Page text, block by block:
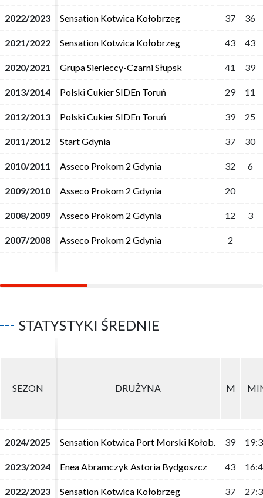
2022/2023 Sensation Kotwica Kołobrzeg 37 36
2021/2022 Sensation Kotwica Kołobrzeg 43 43
2020/2021 Grupa Sierleccy-Czarni Słupsk 41 39
2013/2014 Polski Cukier SIDEn Toruń 29 11
2012/2013 Polski Cukier SIDEn Toruń 39 25
2011/2012 Start Gdynia 37 30
2010/2011 Asseco Prokom 2 Gdynia 32 6
2009/2010 Asseco Prokom 2 Gdynia 20
2008/2009 Asseco Prokom 2 Gdynia 12 3
2007/2008 Asseco Prokom 2 Gdynia 2
2022/2023 Sensation Kotwica Kołobrzeg 37 36
2021/2022 Sensation Kotwica Kołobrzeg 43 43
2020/2021 Grupa Sierleccy-Czarni Słupsk 41 39
2013/2014 Polski Cukier SIDEn Toruń 29 11
2012/2013 Polski Cukier SIDEn Toruń 39 25
2011/2012 Start Gdynia 37 30
2010/2011 Asseco Prokom 2 Gdynia 32 6
2009/2010 Asseco Prokom 2 Gdynia 20
2008/2009 Asseco Prokom 2 Gdynia 12 3
2007/2008 Asseco Prokom 2 Gdynia 2
STATYSTYKI ŚREDNIE
SEZON DRUŻYNA M
2024/2025 Sensation Kotwica Port Morski Kołob. 39
2023/2024 Enea Abramczyk Astoria Bydgoszcz 43
2022/2023 Sensation Kotwica Kołobrzeg 37
SEZON DRUŻYNA M
2024/2025 Sensation Kotwica Port Morski Kołob. 39
2023/2024 Enea Abramczyk Astoria Bydgoszcz 43
2022/2023 Sensation Kotwica Kołobrzeg 37